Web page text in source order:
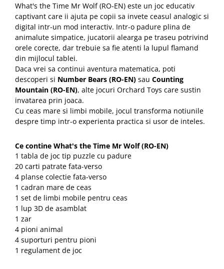
What's the Time Mr Wolf (RO-EN) este un joc educativ
captivant care ii ajuta pe copii sa invete ceasul analogic si
digital intr-un mod interactiv. Intr-o padure plina de
animalute simpatice, jucatorii alearga pe traseu potrivind
orele corecte, dar trebuie sa fie atenti la lupul flamand
din mijlocul tablei.
Daca vrei sa continui aventura matematica, poti
descoperi si Number Bears (RO-EN) sau Counting
Mountain (RO-EN), alte jocuri Orchard Toys care sustin
invatarea prin joaca.
Cu ceas mare si limbi mobile, jocul transforma notiunile
despre timp intr-o experienta practica si usor de inteles.
Ce contine What's the Time Mr Wolf (RO-EN)
1 tabla de joc tip puzzle cu padure
20 carti patrate fata-verso
4 planse colectie fata-verso
1 cadran mare de ceas
1 set de limbi mobile pentru ceas
1 lup 3D de asamblat
1 zar
4 pioni animal
4 suporturi pentru pioni
1 regulament de joc